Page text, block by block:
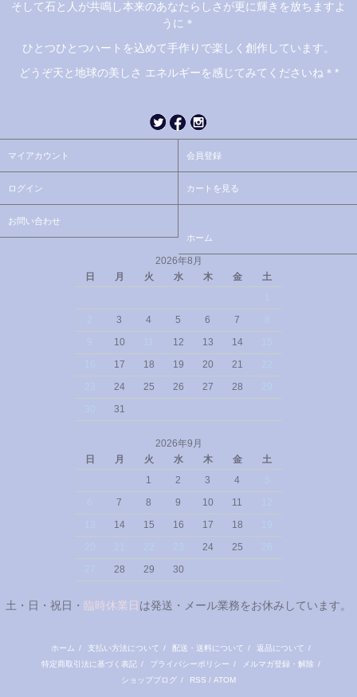
そして石と人が共鳴し本来のあなたらしさが更に輝きを放ちますよ
うに＊
ひとつひとつハートを込めて手作りで楽しく創作しています。
どうぞ天と地球の美しさ エネルギーを感じてみてくださいね＊*
マイアカウント 会員登録
ログイン カートを見る
お問い合わせ
ホーム
2026年8月
日
月 火 水 木 金
土
3 4 5 6 7
10 12 13 14
17 18 19 20 21
24 25 26 27 28
31
2026年9月
日
月 火 水 木 金
土
1
2 3 4
7 8 9 10 11
14 15 16 17 18
24 25
28 29 30
土・日・祝日・ 臨時休業日 は発送・メール業務をお休みしています。
ホーム / 支払い方法について / 配送・送料について / 返品について /
特定商取引法に基づく表記 / プライバシーポリシー / メルマガ登録・解除 /
ショップブログ / RSS / ATOM